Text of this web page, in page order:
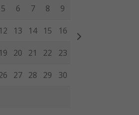
5 6 7 8 9
12 13 14 15 16
19 20 21 22 23
27 28 29 30